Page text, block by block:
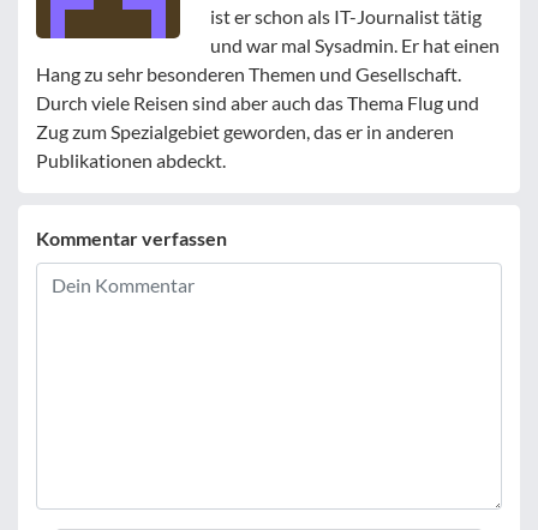
ist er schon als IT-Journalist tätig
und war mal Sysadmin. Er hat einen
Hang zu sehr besonderen Themen und Gesellschaft.
Durch viele Reisen sind aber auch das Thema Flug und
Zug zum Spezialgebiet geworden, das er in anderen
Publikationen abdeckt.
Kommentar verfassen